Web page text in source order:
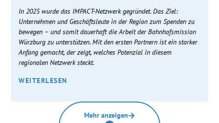
In 2025 wurde das IMPACT-Netzwerk gegründet. Das Ziel:
Unternehmen und Geschäftsleute in der Region zum Spenden zu
bewegen – und somit dauerhaft die Arbeit der Bahnhofsmission
Würzburg zu unterstützen. Mit den ersten Partnern ist ein starker
Anfang gemacht, der zeigt, welches Potenzial in diesem
regionalen Netzwerk steckt.
WEITERLESEN
Mehr anzeigen